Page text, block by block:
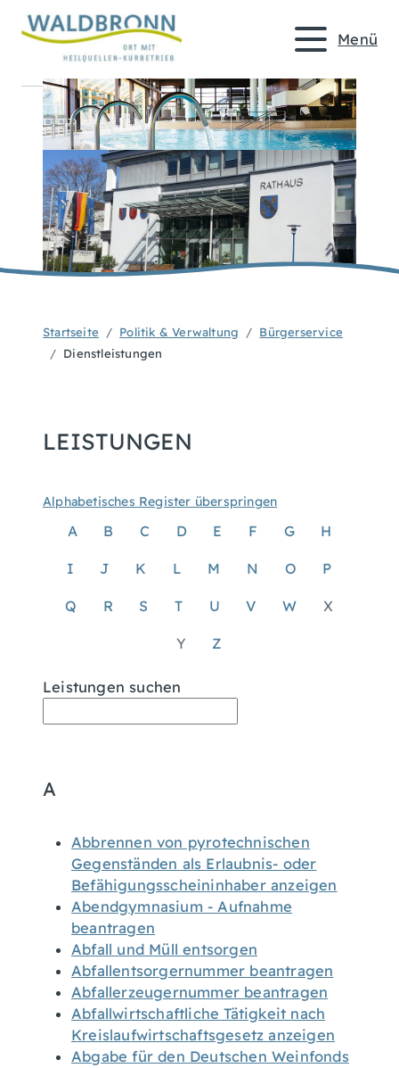
Menü
Startseite Politik & Verwaltung
Bürgerservice
Dienstleistungen
LEISTUNGEN
Alphabetisches Register überspringen
A B C D E F G H
I J K L M N O P
Q R S T U V W X
Y Z
Leistungen suchen
A
Abbrennen von pyrotechnischen
Gegenständen als Erlaubnis- oder
Befähigungsscheininhaber anzeigen
Abendgymnasium - Aufnahme
beantragen
Abfall und Müll entsorgen
Abfallentsorgernummer beantragen
Abfallerzeugernummer beantragen
Abfallwirtschaftliche Tätigkeit nach
Kreislaufwirtschaftsgesetz anzeigen
Abgabe für den Deutschen Weinfonds